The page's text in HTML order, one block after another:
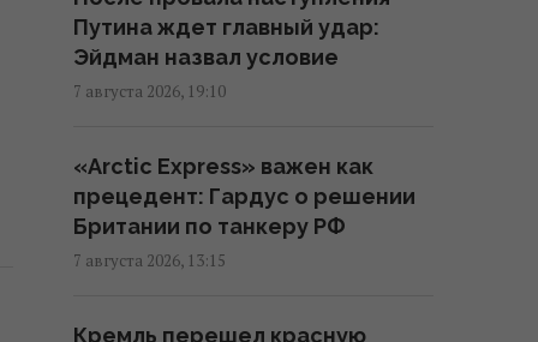
17:48 пятница, 07 августа 2026
Россияне массированно
важное оборудование
17:27 пятница, 07 августа 2026
Путина ждет главный удар:
Эйдман назвал условие
7 августа 2026, 19:10
«Arctic Express» важен как
прецедент: Гардус о решении
Британии по танкеру РФ
7 августа 2026, 13:15
Кремль перешел красную